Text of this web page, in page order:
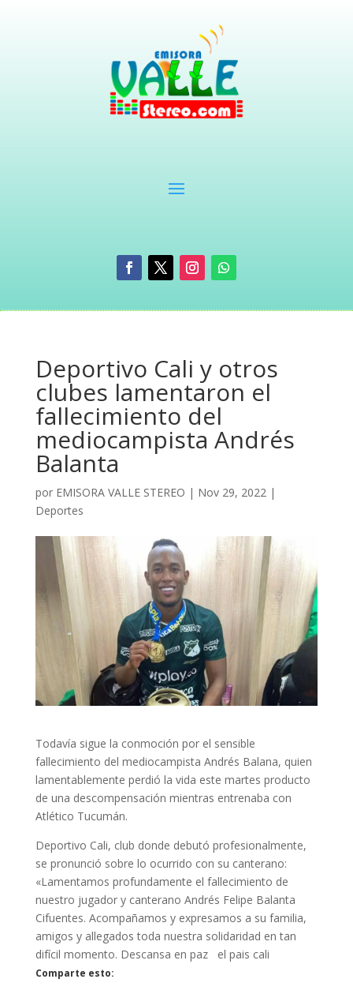
Deportivo Cali y otros
clubes lamentaron el
fallecimiento del
mediocampista Andrés
Balanta
por EMISORA VALLE STEREO | Nov 29, 2022 |
Deportes
Todavía sigue la conmoción por el sensible
fallecimiento del mediocampista Andrés Balana, quien
lamentablemente perdió la vida este martes producto
de una descompensación mientras entrenaba con
Atlético Tucumán.
Deportivo Cali, club donde debutó profesionalmente,
se pronunció sobre lo ocurrido con su canterano:
«Lamentamos profundamente el fallecimiento de
nuestro jugador y canterano Andrés Felipe Balanta
Cifuentes. Acompañamos y expresamos a su familia,
amigos y allegados toda nuestra solidaridad en tan
difícil momento. Descansa en paz el pais cali
Comparte esto: